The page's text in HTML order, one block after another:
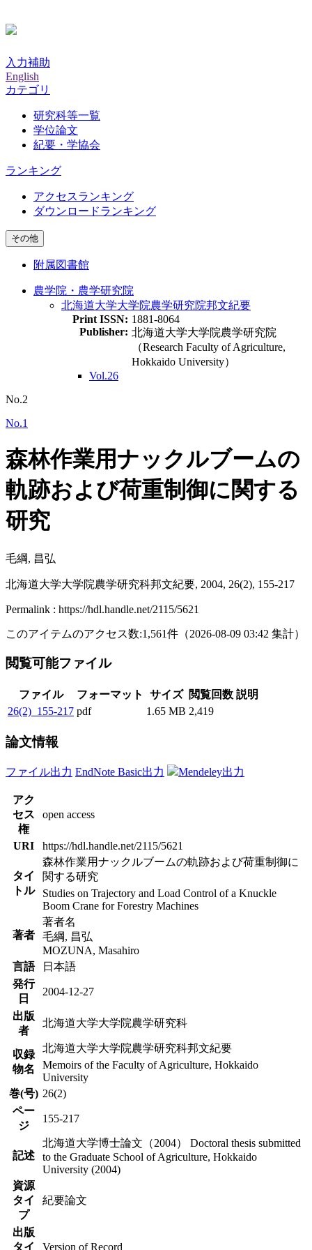
入力補助
English
カテゴリ
研究科等一覧
学位論文
紀要・学協会
ランキング
アクセスランキング
ダウンロードランキング
その他
附属図書館
農学院・農学研究院
北海道大学大学院農学研究院邦文紀要
Print ISSN: 1881-8064
Publisher: 北海道大学大学院農学研究院
（Research Faculty of Agriculture,
Hokkaido University）
Vol.26
No.2
No.1
森林作業用ナックルブームの
軌跡および荷重制御に関する
研究
毛綱, 昌弘
北海道大学大学院農学研究科邦文紀要, 2004, 26(2), 155-217
Permalink : https://hdl.handle.net/2115/5621
このアイテムのアクセス数:1,561件 （2026-08-09 03:42 集計）
閲覧可能ファイル
ファイル フォーマット サイズ 閲覧回数 説明
26(2)_155-217 pdf 1.65 MB 2,419
論文情報
ファイル出力 EndNote Basic出力 Mendeley出力
アク
セス
権
open access
URI https://hdl.handle.net/2115/5621
タイ
トル
森林作業用ナックルブームの軌跡および荷重制御に
関する研究
Studies on Trajectory and Load Control of a Knuckle
Boom Crane for Forestry Machines
著者
著者名
毛綱, 昌弘
MOZUNA, Masahiro
言語
日本語
発行
日
2004-12-27
出版
者
北海道大学大学院農学研究科
収録
物名
北海道大学大学院農学研究科邦文紀要
Memoirs of the Faculty of Agriculture, Hokkaido
University
巻(号) 26(2)
ペー
ジ
155-217
記述
北海道大学博士論文（2004） Doctoral thesis submitted
to the Graduate School of Agriculture, Hokkaido
University (2004)
資源
タイ
プ
紀要論文
出版
タイ
Version of Record